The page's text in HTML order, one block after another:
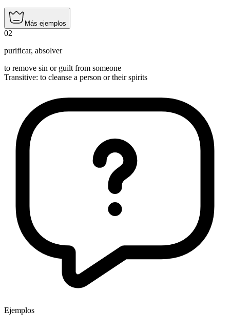
Más ejemplos
02
purificar, absolver
to remove sin or guilt from someone
Transitive: to cleanse a person or their spirits
Ejemplos